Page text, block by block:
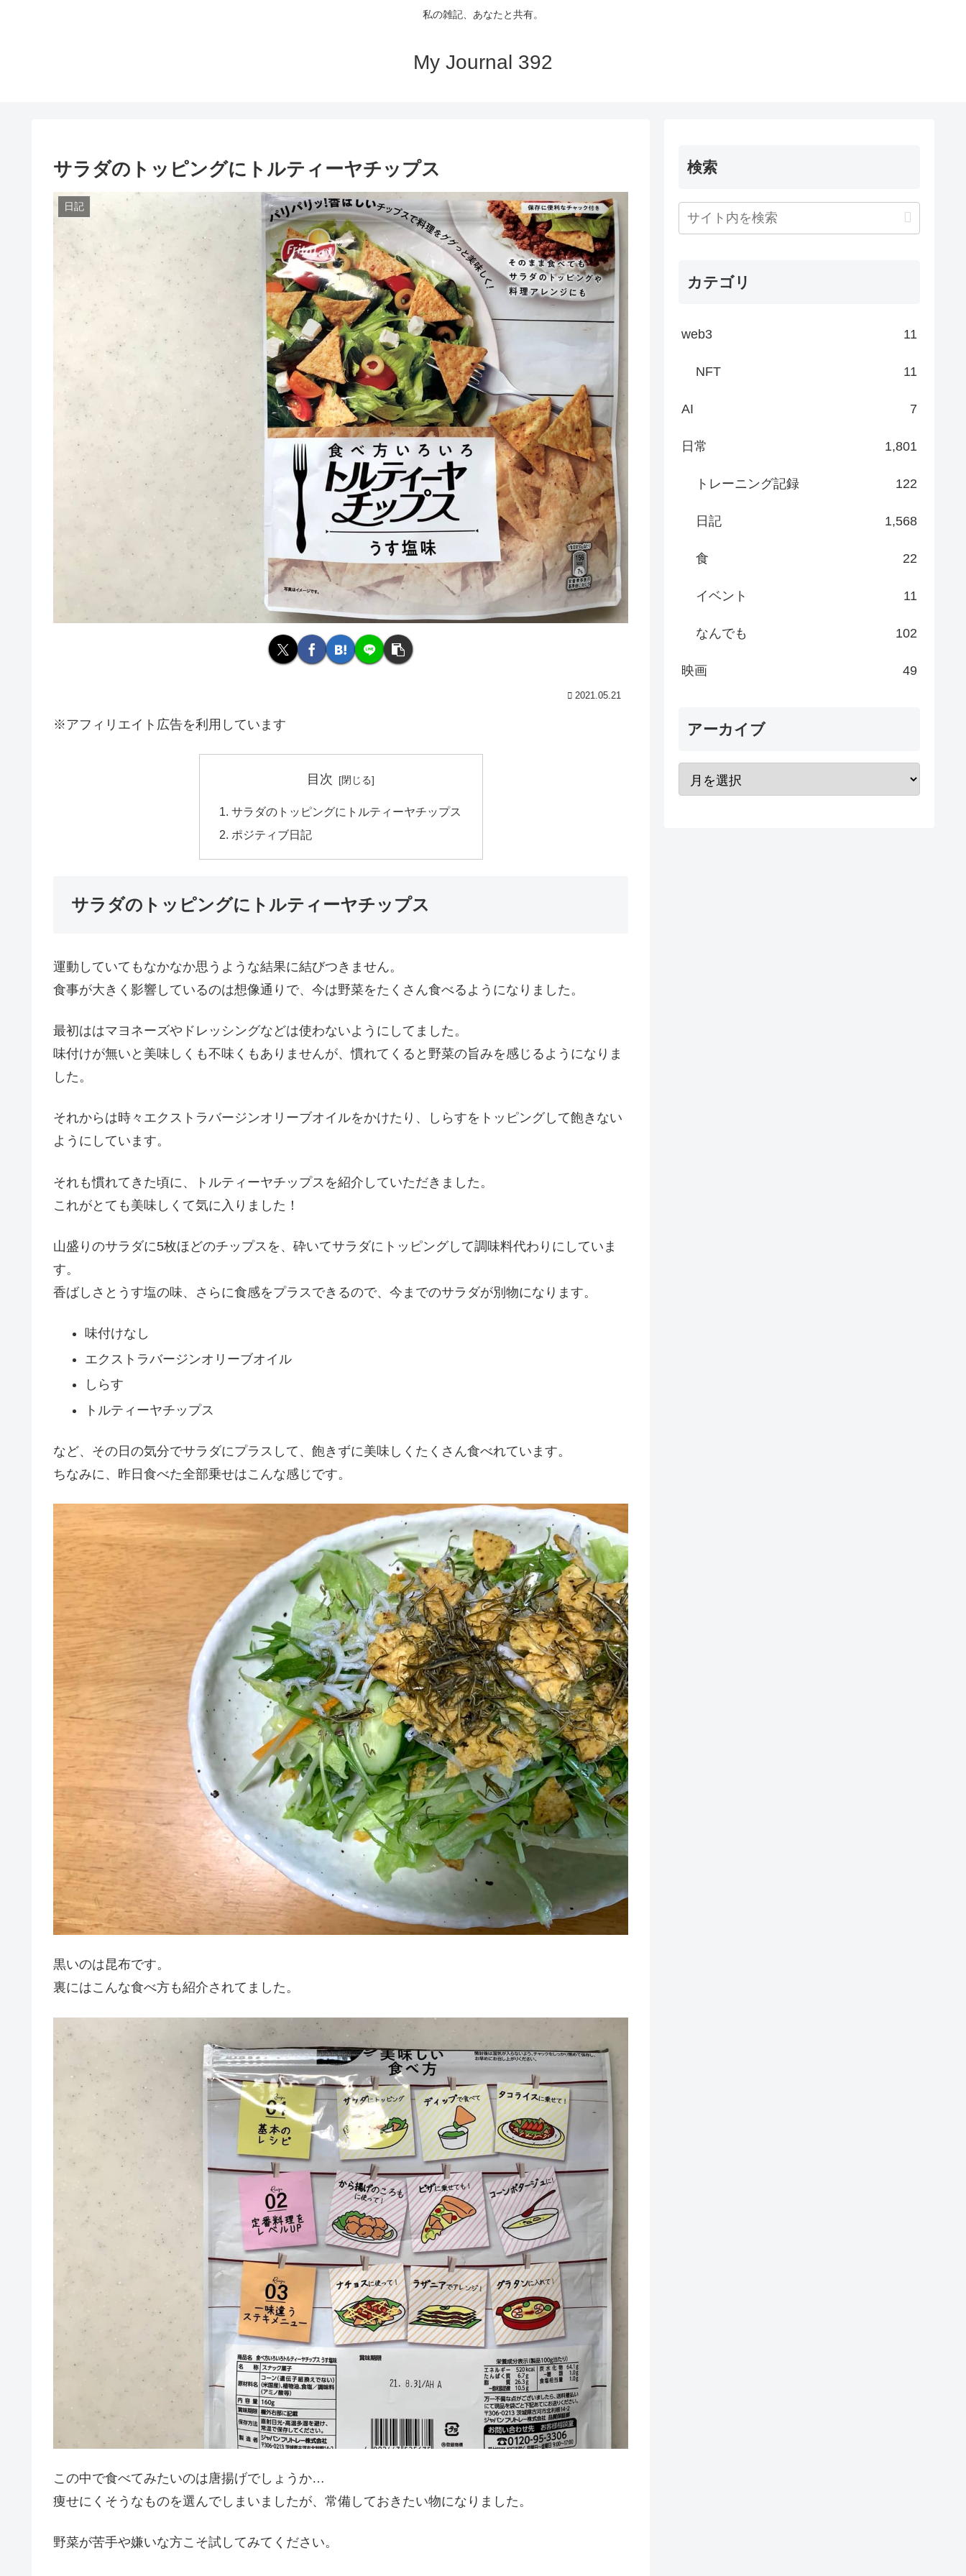
私の雑記、あなたと共有。
My Journal 392
サラダのトッピングにトルティーヤチップス
日記
2021.05.21
※アフィリエイト広告を利用しています
目次
サラダのトッピングにトルティーヤチップス
ポジティブ日記
サラダのトッピングにトルティーヤチップス
運動していてもなかなか思うような結果に結びつきません。
食事が大きく影響しているのは想像通りで、今は野菜をたくさん食べるようになりました。
最初ははマヨネーズやドレッシングなどは使わないようにしてました。
味付けが無いと美味しくも不味くもありませんが、慣れてくると野菜の旨みを感じるようになりま
した。
それからは時々エクストラバージンオリーブオイルをかけたり、しらすをトッピングして飽きない
ようにしています。
それも慣れてきた頃に、トルティーヤチップスを紹介していただきました。
これがとても美味しくて気に入りました！
山盛りのサラダに5枚ほどのチップスを、砕いてサラダにトッピングして調味料代わりにしていま
す。
香ばしさとうす塩の味、さらに食感をプラスできるので、今までのサラダが別物になります。
味付けなし
エクストラバージンオリーブオイル
しらす
トルティーヤチップス
など、その日の気分でサラダにプラスして、飽きずに美味しくたくさん食べれています。
ちなみに、昨日食べた全部乗せはこんな感じです。
黒いのは昆布です。
裏にはこんな食べ方も紹介されてました。
この中で食べてみたいのは唐揚げでしょうか…
痩せにくそうなものを選んでしまいましたが、常備しておきたい物になりました。
野菜が苦手や嫌いな方こそ試してみてください。
検索
カテゴリ
web3 11
NFT 11
AI 7
日常 1,801
トレーニング記録 122
日記 1,568
食 22
イベント 11
なんでも 102
映画 49
アーカイブ